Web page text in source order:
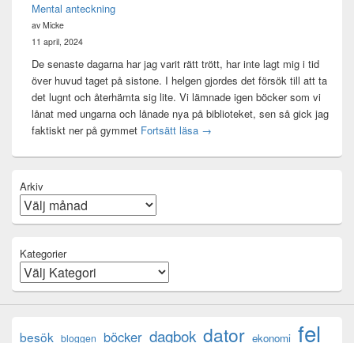
Mental anteckning
av Micke
11 april, 2024
De senaste dagarna har jag varit rätt trött, har inte lagt mig i tid
över huvud taget på sistone. I helgen gjordes det försök till att ta
det lugnt och återhämta sig lite. Vi lämnade igen böcker som vi
lånat med ungarna och lånade nya på biblioteket, sen så gick jag
faktiskt ner på gymmet Fortsätt läsa Mental anteckning
→
Arkiv
Kategorier
besök bloggen böcker dagbok dator ekonomi fel